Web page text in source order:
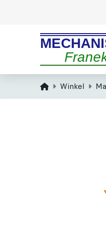
HomeWinkel